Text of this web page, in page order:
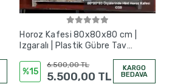
Horoz Kafesi 80x80x80 cm |
Izgaralı | Plastik Gübre Tavalı
%15
6.500,00 TL
5.500,00 TL
KARGO
BEDAVA